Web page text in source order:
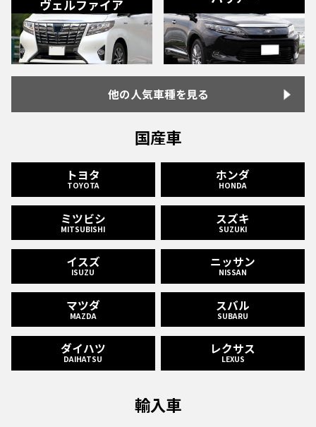
ヴェルファイア
他の人気車種を見る
国産車
トヨタ
TOYOTA
ホンダ
HONDA
ミツビシ
MITSUBISHI
スズキ
SUZUKI
イスズ
ISUZU
ニッサン
NISSAN
マツダ
MAZDA
スバル
SUBARU
ダイハツ
DAIHATSU
レクサス
LEXUS
輸入車